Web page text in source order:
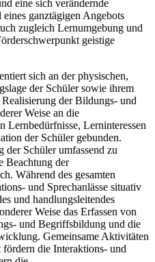
eine sich verändernde
ganztägigen Angebots
zugleich Lernumgebung und
geistige
sich an der physischen,
der Schüler sowie ihrem
der Bildungs- und
Weise an die
Lernbedürfnisse, Lerninteressen
der Schüler gebunden.
Schüler umfassend zu
Beachtung der
Während des gesamten
und Sprechanlässe situativ
und handlungsleitendes
Weise das Erfassen von
und Begriffsbildung und die
Gemeinsame Aktivitäten
die Interaktions- und